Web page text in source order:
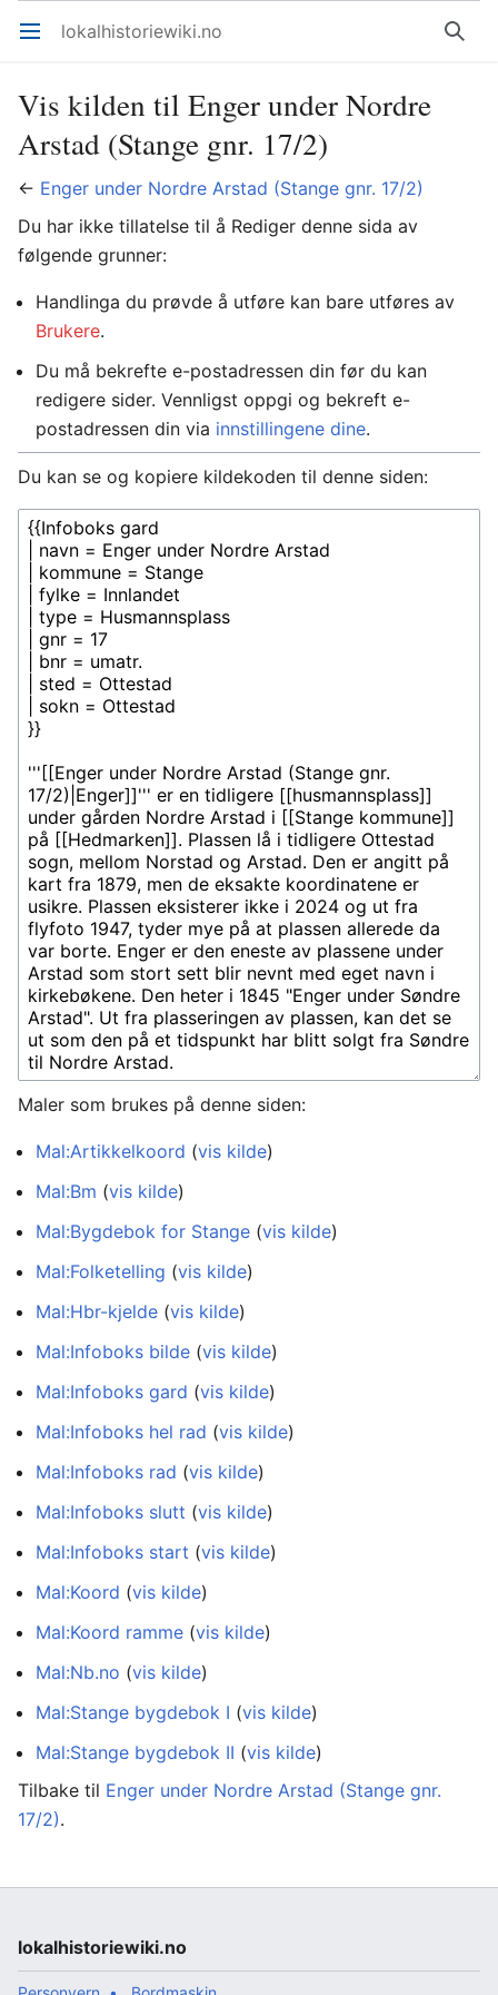
Åpne hovedmenyen lokalhistoriewiki.no Søk
Vis kilden til Enger under Nordre
Arstad (Stange gnr. 17/2)
← Enger under Nordre Arstad (Stange gnr. 17/2)
Du har ikke tillatelse til å Rediger denne sida av
følgende grunner:
Handlinga du prøvde å utføre kan bare utføres av
Brukere.
Du må bekrefte e-postadressen din før du kan
redigere sider. Vennligst oppgi og bekreft e-
postadressen din via innstillingene dine.
Du kan se og kopiere kildekoden til denne siden:
Maler som brukes på denne siden:
Mal:Artikkelkoord (vis kilde)
Mal:Bm (vis kilde)
Mal:Bygdebok for Stange (vis kilde)
Mal:Folketelling (vis kilde)
Mal:Hbr-kjelde (vis kilde)
Mal:Infoboks bilde (vis kilde)
Mal:Infoboks gard (vis kilde)
Mal:Infoboks hel rad (vis kilde)
Mal:Infoboks rad (vis kilde)
Mal:Infoboks slutt (vis kilde)
Mal:Infoboks start (vis kilde)
Mal:Koord (vis kilde)
Mal:Koord ramme (vis kilde)
Mal:Nb.no (vis kilde)
Mal:Stange bygdebok I (vis kilde)
Mal:Stange bygdebok II (vis kilde)
Tilbake til Enger under Nordre Arstad (Stange gnr.
17/2).
lokalhistoriewiki.no